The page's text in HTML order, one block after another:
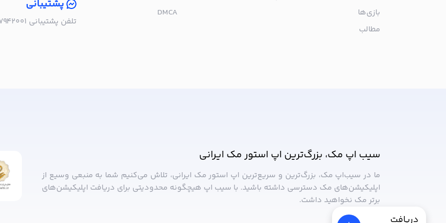
بازی‌ها
مطالب
DMCA
پشتیبانی
تلفن پشتیبانی ۰۲۱۵۷۹۴۲۰۰۱ | به صورت تلفنی پاسخگوی شما هستیم!
سیب اپ مک، بزرگ‌ترین اپ استور مک ایرانی
ما در سیب‌‌اپ مک، بزرگ‌ترین و سریع‌ترین اپ استور مک ایرانی، تلاش می‌کنیم شما به منبعی وسیع از
اپلیکیشن‌های مک دسترسی داشته باشید. با سیب ‌اپ هیچگونه محدودیتی برای دریافت اپلیکیشن‌های
برتر مک نخواهید داشت.
دریافت